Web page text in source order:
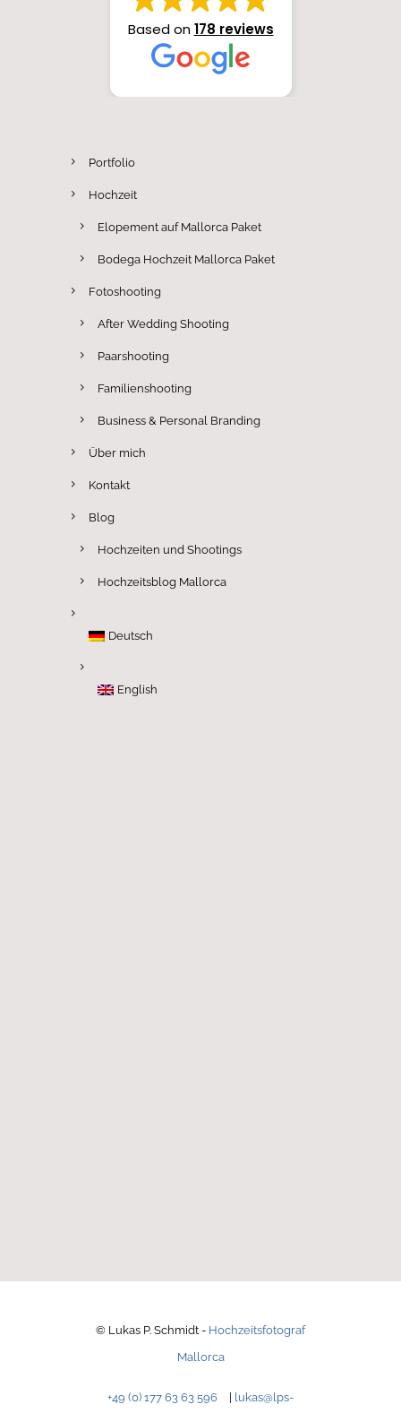
Based on178 reviews
Portfolio
Hochzeit
Elopement auf Mallorca Paket
Bodega Hochzeit Mallorca Paket
Fotoshooting
After Wedding Shooting
Paarshooting
Familienshooting
Business & Personal Branding
Über mich
Kontakt
Blog
Hochzeiten und Shootings
Hochzeitsblog Mallorca
Deutsch
English
© Lukas P. Schmidt - Hochzeitsfotograf
Mallorca
+49 (0) 177 63 63 596 lukas@lps-